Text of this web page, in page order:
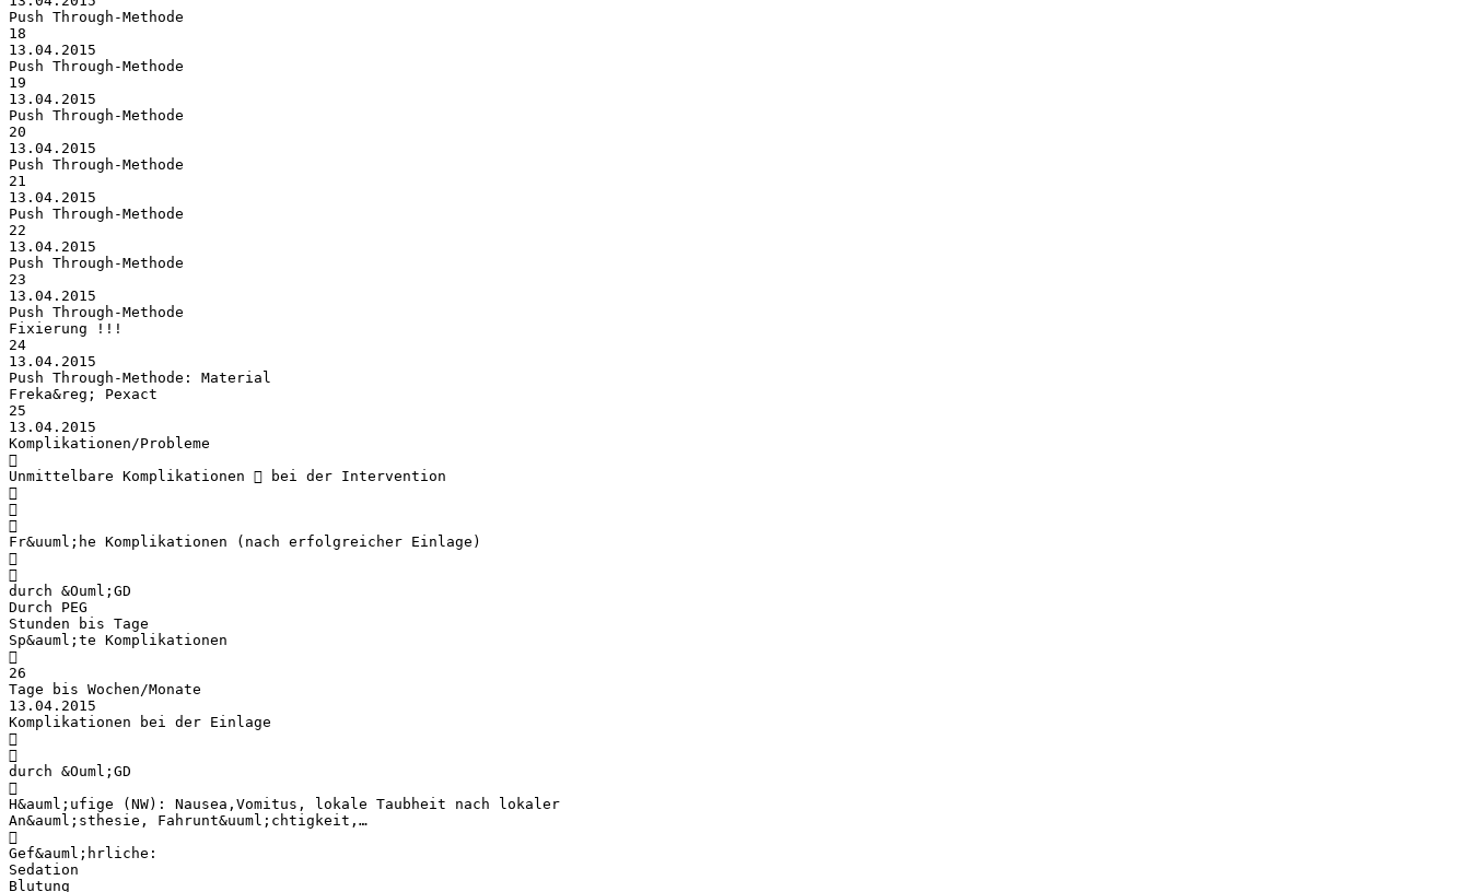
Push Through-Methode
18
13.04.2015
Push Through-Methode
19
13.04.2015
Push Through-Methode
20
13.04.2015
Push Through-Methode
21
13.04.2015
Push Through-Methode
22
13.04.2015
Push Through-Methode
23
13.04.2015
Push Through-Methode
Fixierung !!!
24
13.04.2015
Push Through-Methode: Material
Freka&reg; Pexact
25
13.04.2015
Komplikationen/Probleme

Unmittelbare Komplikationen  bei der Intervention



Fr&uuml;he Komplikationen (nach erfolgreicher Einlage)


durch &Ouml;GD
Durch PEG
Stunden bis Tage
Sp&auml;te Komplikationen

26
Tage bis Wochen/Monate
13.04.2015
Komplikationen bei der Einlage


durch &Ouml;GD

H&auml;ufige (NW): Nausea,Vomitus, lokale Taubheit nach lokaler
An&auml;sthesie, Fahrunt&uuml;chtigkeit,…

Gef&auml;hrliche:
Sedation
Blutung